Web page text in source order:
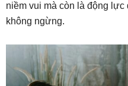
niềm vui mà còn là động
không ngừng.